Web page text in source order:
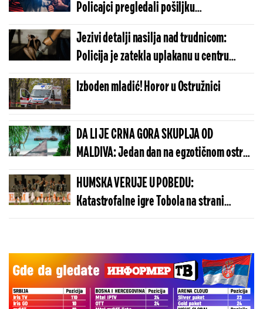
Policajci pregledali pošiljku
Beograđanina - Ostali u šoku
Jezivi detalji nasilja nad trudnicom:
Policija je zatekla uplakanu u centru
Beograda, a ono što im je ispričala ledi
krv
Izboden mladić! Horor u Ostružnici
DA LI JE CRNA GORA SKUPLJA OD
MALDIVA: Jedan dan na egzotičnom ostrvu
može da košta manje nego u Budvi
HUMSKA VERUJE U POBEDU:
Katastrofalne igre Tobola na strani
ulivaju samopouzdanje Partizanu